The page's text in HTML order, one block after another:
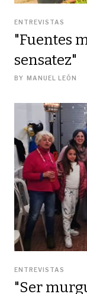
ENTREVISTAS
"Fuentes
sensatez"
BY MANUEL LEÓN
ENTREVISTAS
"Ser